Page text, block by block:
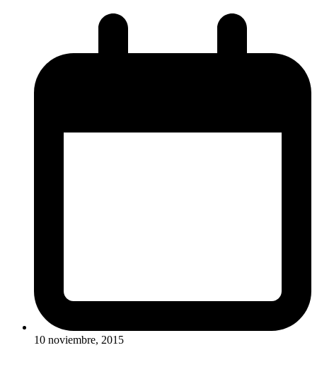
10 noviembre, 2015